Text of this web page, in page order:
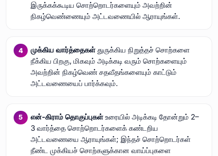
இருக்கக்கூடிய சொற்றொடர்களையும் அவற்றின்
நிகழ்வெண்ணையும் அட்டவணையில் ஆராயுங்கள்.
முக்கிய வார்த்தைகள்துருக்கிய நிறுத்தச் சொற்களை
நீக்கிய பிறகு, மிகவும் அடிக்கடி வரும் சொற்களையும்
அவற்றின் நிகழ்வெண் சதவீதங்களையும் காட்டும்
அட்டவணையைப் பார்க்கவும்.
என்-கிராம் தொகுப்புகள்உரையில் அடிக்கடி தோன்றும் 2–
3 வார்த்தை சொற்றொடர்களைக் கண்டறிய
அட்டவணையை ஆராயுங்கள்; இந்தச் சொற்றொடர்கள்
நீண்ட முக்கியச் சொற்களுக்கான வாய்ப்புகளை